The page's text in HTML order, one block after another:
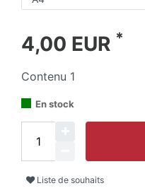
4,00 EUR *
Contenu 1
En stock
Liste de souhaits